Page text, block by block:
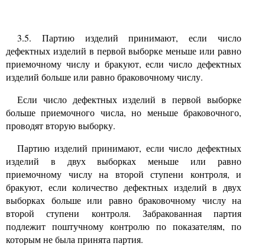
3.5. Партию изделий принимают, если число
дефектных изделий в первой выборке меньше или равно
приемочному числу и бракуют, если число дефектных
изделий больше или равно браковочному числу.
Если число дефектных изделий в первой выборке
больше приемочного числа, но меньше браковочного,
проводят вторую выборку.
Партию изделий принимают, если число дефектных
изделий в двух выборках меньше или равно
приемочному числу на второй ступени контроля, и
бракуют, если количество дефектных изделий в двух
выборках больше или равно браковочному числу на
второй ступени контроля. Забракованная партия
подлежит поштучному контролю по показателям, по
которым не была принята партия.